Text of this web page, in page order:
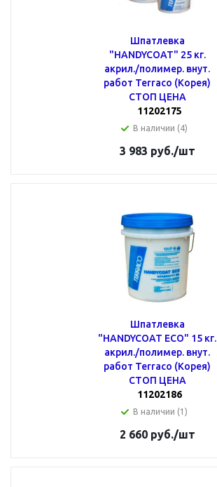
Шпатлевка
"HANDYCOAT" 25 кг.
акрил./полимер. внут.
работ Terraco (Корея)
СТОП ЦЕНА
11202175
В наличии (4)
3 983 руб./шт
Шпатлевка
"HANDYCOAT ECO" 15 кг.
акрил./полимер. внут.
работ Terraco (Корея)
СТОП ЦЕНА
11202186
В наличии (1)
2 660руб./шт